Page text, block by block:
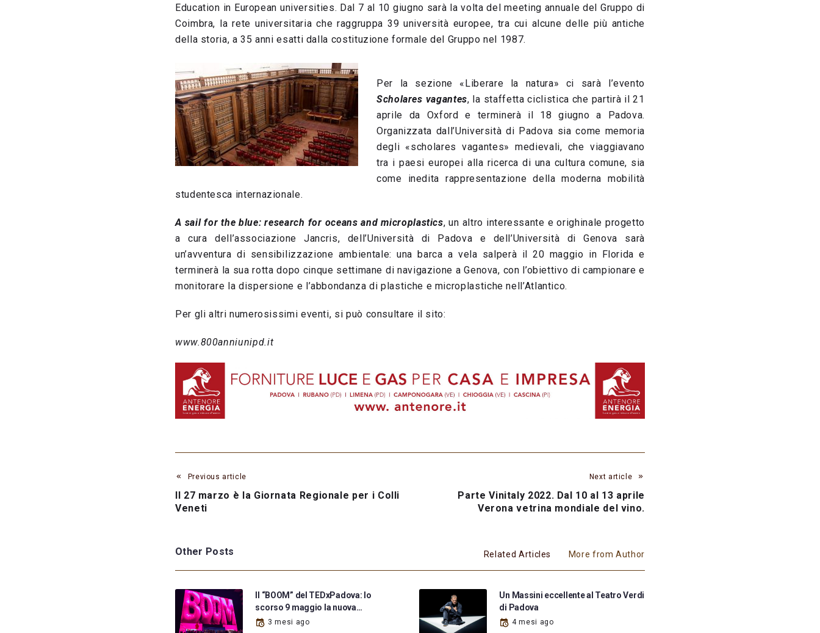
Education in European universities. Dal 7 al 10 giugno sarà la volta del meeting annuale del Gruppo di
Coimbra, la rete universitaria che raggruppa 39 università europee, tra cui alcune delle più antiche
della storia, a 35 anni esatti dalla costituzione formale del Gruppo nel 1987.
Per la sezione «Liberare la natura» ci sarà l’evento
Scholares vagantes, la staffetta ciclistica che partirà il 21
aprile da Oxford e terminerà il 18 giugno a Padova.
Organizzata dall’Università di Padova sia come memoria
degli «scholares vagantes» medievali, che viaggiavano
tra i paesi europei alla ricerca di una cultura comune, sia
come inedita rappresentazione della moderna mobilità
studentesca internazionale.
A sail for the blue: research for oceans and microplastics, un altro interessante e orighinale progetto
a cura dell’associazione Jancris, dell’Università di Padova e dell’Università di Genova sarà
un’avventura di sensibilizzazione ambientale: una barca a vela salperà il 20 maggio in Florida e
terminerà la sua rotta dopo cinque settimane di navigazione a Genova, con l’obiettivo di campionare e
monitorare la dispersione e l’abbondanza di plastiche e microplastiche nell’Atlantico.
Per gli altri numerosissimi eventi, si può consultare il sito:
www.800anniunipd.it
Previous article
Il 27 marzo è la Giornata Regionale per i Colli
Veneti
Next article
Parte Vinitaly 2022. Dal 10 al 13 aprile
Verona vetrina mondiale del vino.
Other Posts Related Articles More from Author
Il “BOOM” del TEDxPadova: lo
scorso 9 maggio la nuova…
3 mesi ago
Un Massini eccellente al Teatro Verdi
di Padova
4 mesi ago